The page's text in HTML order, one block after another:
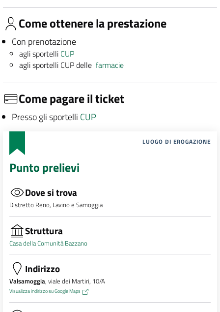
Come ottenere la prestazione
Con prenotazione
agli sportelli CUP
agli sportelli CUP dellefarmacie
Come pagare il ticket
Presso gli sportelli CUP
LUOGO DI EROGAZIONE
Punto prelievi
Dove si trova
Distretto Reno, Lavino e Samoggia
Struttura
Casa della Comunità Bazzano
Indirizzo
Valsamoggia, viale dei Martiri, 10/A
Visualizza indirizzo su Google Maps